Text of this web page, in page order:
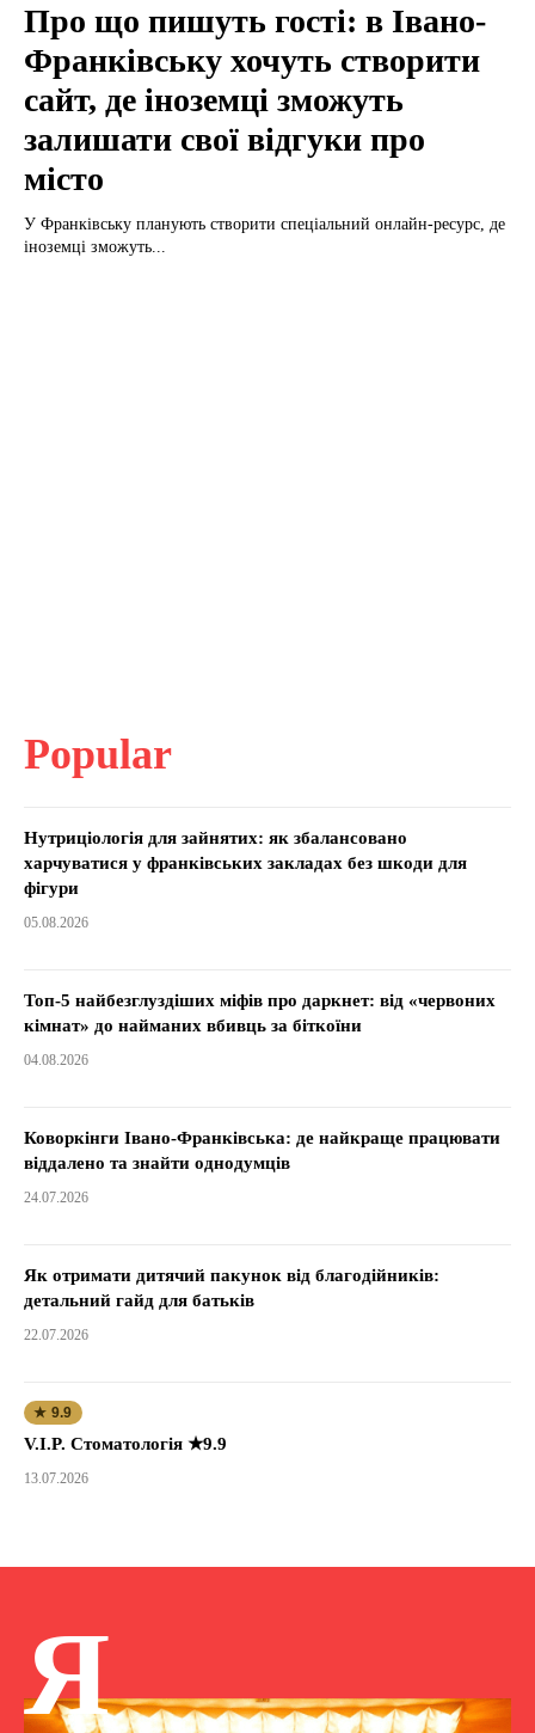
Про що пишуть гості: в Івано-
Франківську хочуть створити
сайт, де іноземці зможуть
залишати свої відгуки про
місто
У Франківську планують створити спеціальний онлайн-ресурс, де
іноземці зможуть...
Popular
Нутриціологія для зайнятих: як збалансовано
харчуватися у франківських закладах без шкоди для
фігури
05.08.2026
Топ-5 найбезглуздіших міфів про даркнет: від «червоних
кімнат» до найманих вбивць за біткоїни
04.08.2026
Коворкінги Івано-Франківська: де найкраще працювати
віддалено та знайти однодумців
24.07.2026
Як отримати дитячий пакунок від благодійників:
детальний гайд для батьків
22.07.2026
★ 9.9
V.I.P. Стоматологія ★9.9
13.07.2026
Я